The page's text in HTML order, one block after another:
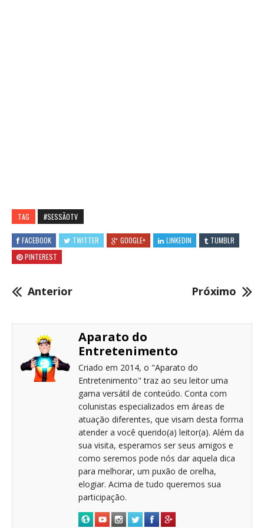
TAG #SESSÃOTV
FACEBOOK TWITTER GOOGLE+ LINKEDIN
TUMBLR
PINTEREST
Anterior Próximo
Aparato do
Entretenimento
Criado em 2014, o "Aparato do
Entretenimento" traz ao seu leitor uma
gama versátil de conteúdo. Conta com
colunistas especializados em áreas de
atuação diferentes, que visam desta forma
atender a você querido(a) leitor(a). Além da
sua visita, esperamos ser seus amigos e
como seremos pode nós dar aquela dica
para melhorar, um puxão de orelha,
elogiar. Acima de tudo queremos sua
participação.